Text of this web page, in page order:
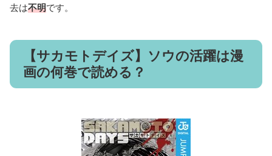
去は不明です。
【サカモトデイズ】ソウの活躍は漫
画の何巻で読める？